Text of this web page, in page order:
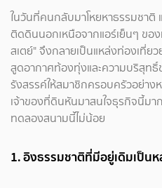
ในวันที่คนกลับมาโหยหาธรรมชาติ
ติดดินนอกเหนือจากแอร์เย็นๆ ขอ
สเตย์" จึงกลายเป็นแหล่งท่องเที่ย
สูดอากาศท้องทุ่งและความบริสุท
รังสรรค์ให้สมาชิกครอบครัวอย่าง
เจ้าของที่ดินหันมาสนใจธุรกิจนี้มา
ทดลองสนามนี้ไม่น้อย
1. อิงธรรมชาติที่มีอยู่เดิมเป็น